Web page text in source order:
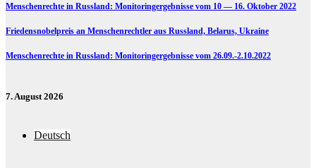
Menschenrechte in Russland: Monitoringergebnisse vom 10 — 16. Oktober 2022
Friedensnobelpreis an Menschenrechtler aus Russland, Belarus, Ukraine
Menschenrechte in Russland: Monitoringergebnisse vom 26.09.-2.10.2022
7. August 2026
Deutsch